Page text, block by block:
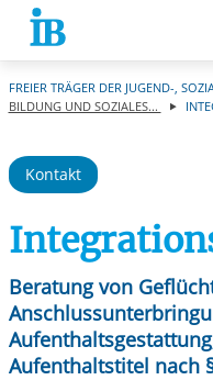
Springe zum Inhalt
FREIER TRÄGER DER JUGEND-,
BILDUNG UND SOZIALES...
Kontakt
Beratung von
Aufenthaltstitel nach